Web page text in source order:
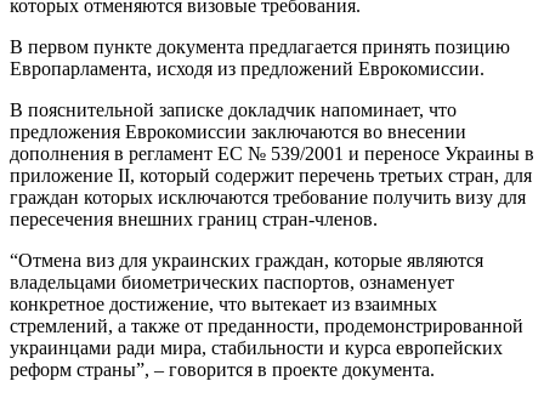
которых отменяются визовые требования.
В первом пункте документа предлагается принять позицию
Европарламента, исходя из предложений Еврокомиссии.
В пояснительной записке докладчик напоминает, что
предложения Еврокомиссии заключаются во внесении
дополнения в регламент ЕС № 539/2001 и переносе Украины в
приложение II, который содержит перечень третьих стран, для
граждан которых исключаются требование получить визу для
пересечения внешних границ стран-членов.
“Отмена виз для украинских граждан, которые являются
владельцами биометрических паспортов, ознаменует
конкретное достижение, что вытекает из взаимных
стремлений, а также от преданности, продемонстрированной
украинцами ради мира, стабильности и курса европейских
реформ страны”, – говорится в проекте документа.